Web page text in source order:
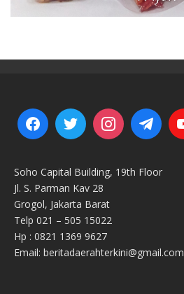
Soho Capital Building, 19th Floor
Jl. S. Parman Kav 28
Grogol, Jakarta Barat
Telp 021 – 505 15022
Hp : 0821 1369 9627
Email: beritadaerahterkini@gmail.com